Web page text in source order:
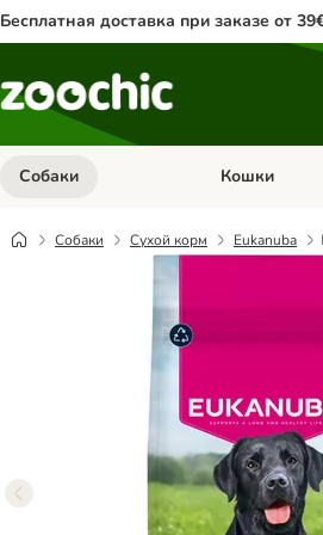
Бесплатная доставка при заказе от
Собаки Откройте
Кошки
Собаки Сухой корм Eukanuba